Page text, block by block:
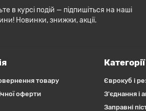
в курсі подій — підпишіться на наші
Новинки, знижки, акції.
товару
оферти
Категорії
Єврокуб і
З'єднання і
Заправні